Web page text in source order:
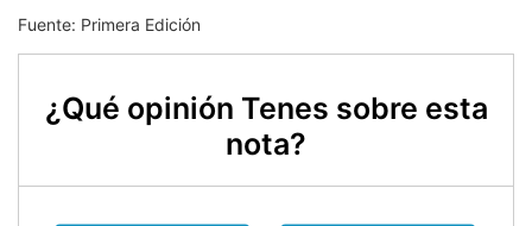
Fuente: Primera Edición
¿Qué opinión Tenes sobre esta
nota?